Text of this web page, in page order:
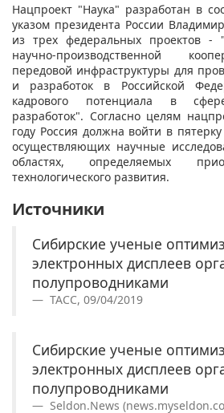
Нацпроект "Наука" разработан в
указом президента России
из трех федеральных проектов -
научно-производственной
передовой инфраструктуры для
и разработок в Российской
кадрового потенциала в
разработок". Согласно целям
году Россия должна войти в
осуществляющих научные
областях, определяемых
технологического развития.
Источники
Сибирские ученые
электронных дисплеев
полупроводниками
ТАСС, 09/04/2019
Сибирские ученые
электронных дисплеев
полупроводниками
Seldon.News